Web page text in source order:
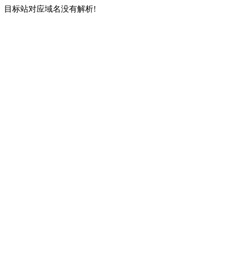
目标站对应域名没有解析!